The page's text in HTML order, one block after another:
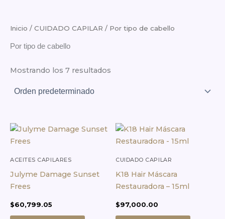
Inicio / CUIDADO CAPILAR / Por tipo de cabello
Por tipo de cabello
Mostrando los 7 resultados
ACEITES CAPILARES
Julyme Damage Sunset
Frees
$60,799.05
CUIDADO CAPILAR
K18 Hair Máscara
Restauradora – 15ml
$97,000.00